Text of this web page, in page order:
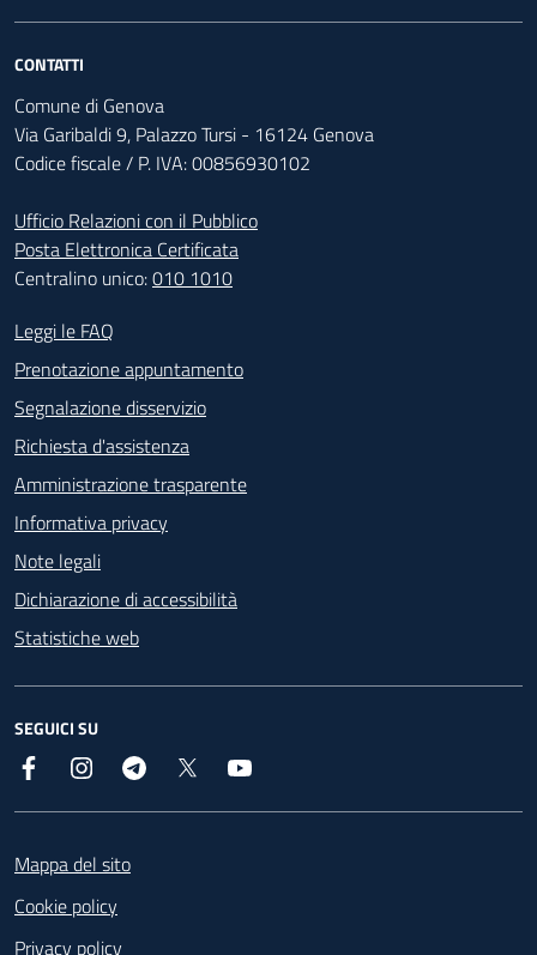
CONTATTI
Comune di Genova
Via Garibaldi 9, Palazzo Tursi - 16124 Genova
Codice fiscale / P. IVA: 00856930102
Ufficio Relazioni con il Pubblico
Posta Elettronica Certificata
Centralino unico:010 1010
Footer - Contatti
Leggi le FAQ
Prenotazione appuntamento
Segnalazione disservizio
Richiesta d'assistenza
Amministrazione trasparente
Informativa privacy
Note legali
Dichiarazione di accessibilità
Statistiche web
SEGUICI SU
Facebook InstagramTelegram
Mappa del sito
Cookie policy
Privacy policy